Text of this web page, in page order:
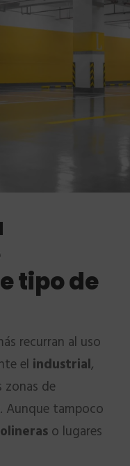
tipo de
recurran al uso
el industrial,
zonas de
. Aunque tampoco
o lugares